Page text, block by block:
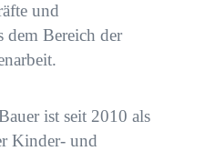
und
Bereich der
ist seit 2010 als
Kinder- und